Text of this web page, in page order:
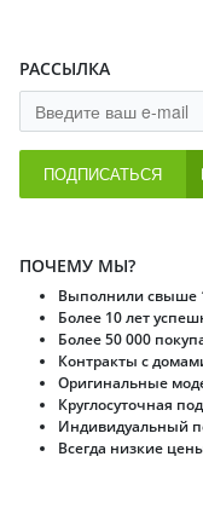
РАССЫЛКА
ПОДПИСАТЬСЯ
ПОЧЕМУ МЫ?
Выполнили свыше
Более 10 лет
Более 50 000
Контракты с
Оригинальные
Круглосуточная
Индивидуальный
Всегда низкие